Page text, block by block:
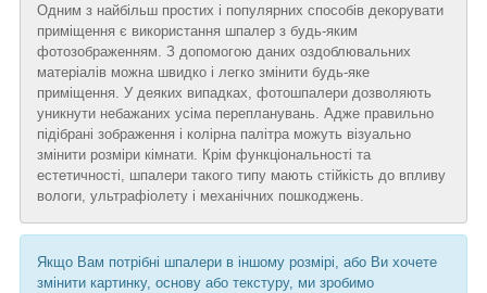
Одним з найбільш простих і популярних способів декорувати
приміщення є використання шпалер з будь-яким
фотозображенням. З допомогою даних оздоблювальних
матеріалів можна швидко і легко змінити будь-яке
приміщення. У деяких випадках, фотошпалери дозволяють
уникнути небажаних усіма перепланувань. Адже правильно
підібрані зображення і колірна палітра можуть візуально
змінити розміри кімнати. Крім функціональності та
естетичності, шпалери такого типу мають стійкість до впливу
вологи, ультрафіолету і механічних пошкоджень.
Якщо Вам потрібні шпалери в іншому розмірі, або Ви хочете
змінити картинку, основу або текстуру, ми зробимо